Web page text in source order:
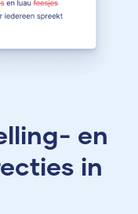
en
in